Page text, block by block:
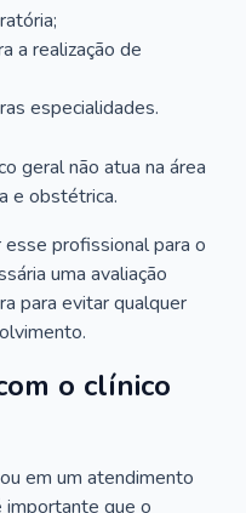
a realização de
especialidades.
geral não atua na área
e obstétrica.
esse profissional para o
uma avaliação
para evitar qualquer
o clínico
em um atendimento
importante que o